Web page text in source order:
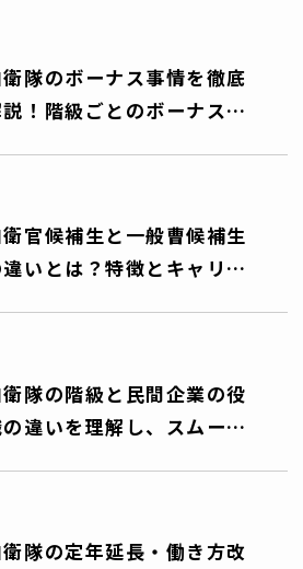
隊のボーナス事情を徹底
！階級ごとのボーナス額
表つき
官候補生と一般曹候補生
いとは？特徴とキャリア
を徹底解説！
隊の階級と民間企業の役
違いを理解し、スムーズ
ャリア転換を目指そう
隊の定年延長・働き方改